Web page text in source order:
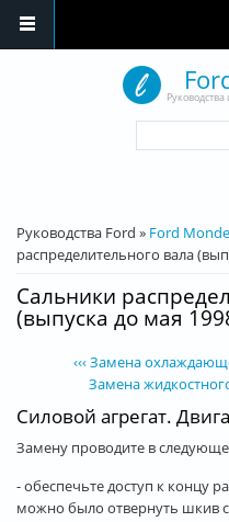
Вы здесь
Руководства Ford » Ford
распределительного вала
Сальники
(выпуска до мая
‹‹‹ Замена
Замена
Силовой агрегат.
Замену проводите в
- обеспечьте доступ к концу
можно было отвернуть шкив